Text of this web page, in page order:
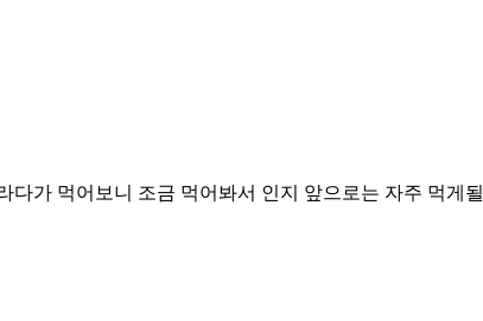
가 먹어보니 조금 먹어봐서 인지 앞으로는 자주 먹게